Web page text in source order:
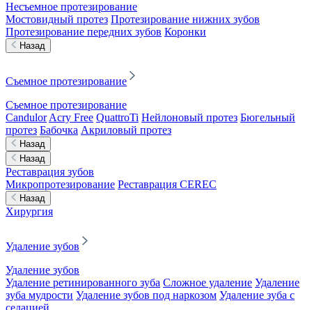
Несъемное протезирование
Мостовидный протез Протезирование нижних зубов
Протезирование передних зубов Коронки
Назад
Съемное протезирование
Съемное протезирование
Candulor Acry Free QuattroTi Нейлоновый протез Бюгельный
протез Бабочка Акриловый протез
Назад
Назад
Реставрация зубов
Микропротезирование Реставрация CEREC
Назад
Хирургия
Удаление зубов
Удаление зубов
Удаление ретинированного зуба Сложное удаление Удаление
зуба мудрости Удаление зубов под наркозом Удаление зуба с
седацией